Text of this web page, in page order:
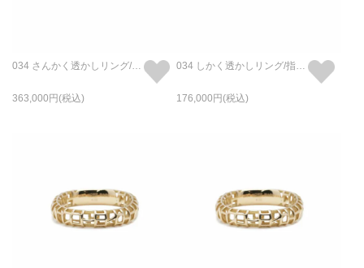
034 さんかく透かしリング/指輪 L - K18/イエローゴールド
363,000
034 しかく透かしリング/指輪 S - K18/イエローゴールド
176,000